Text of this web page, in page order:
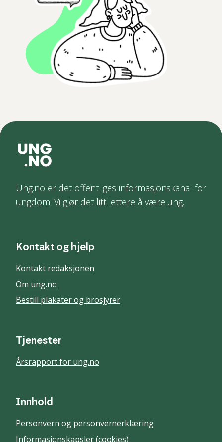
Ung.no er det offentliges informasjonskanal for
ungdom. Vi gjør det litt lettere å være ung.
Kontakt og hjelp
Kontakt redaksjonen
Om ung.no
Bestill plakater og brosjyrer
Tjenester
Årsrapport for ung.no
Innhold
Personvern og personvernerklæring
Informasjonskapsler (cookies)